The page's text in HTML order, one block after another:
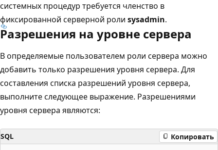
системных процедур требуется членство в
фиксированной серверной роли sysadmin.
Разрешения на уровне сервера
В определяемые пользователем роли сервера можно
добавить только разрешения уровня сервера. Для
составления списка разрешений уровня сервера,
выполните следующее выражение. Разрешениями
уровня сервера являются:
SQL Копировать